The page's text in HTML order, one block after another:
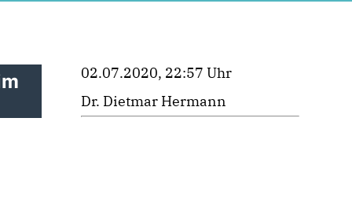
02.07.2020, 22:57 Uhr
Dr. Dietmar Hermann